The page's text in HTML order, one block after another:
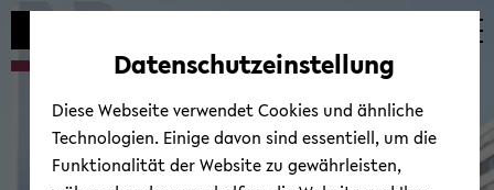
Automatische
vermeiden
skip
main
skip
main
skip
footer
Datenschutzeinstellung
Diese Webseite verwendet Cookies und ähnliche
Technologien. Einige davon sind essentiell, um die
Funktionalität der Website zu gewährleisten,